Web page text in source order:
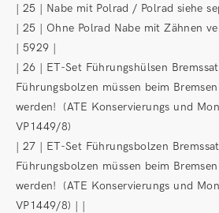
| 25 | Nabe mit Polrad / Polrad siehe
| 25 | Ohne Polrad Nabe mit Zähnen
| 5929 |
| 26 | ET-Set Führungshülsen
Führungsbolzen müssen beim
werden! (ATE Konservierungs und
VP1449/8)
| 27 | ET-Set Führungsbolzen
Führungsbolzen müssen beim
werden! (ATE Konservierungs und
VP1449/8) | |